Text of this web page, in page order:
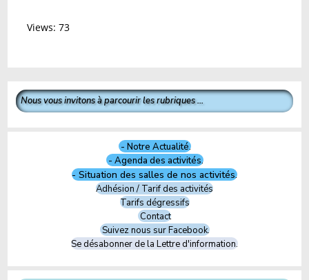
Views: 73
Nous vous invitons à parcourir les rubriques ...
- Notre Actualité.
- Agenda des activités.
- Situation des salles de nos activités.
Adhésion / Tarif des activités
Tarifs dégressifs
Contact
Suivez nous sur Facebook.
Se désabonner de la Lettre d'information.